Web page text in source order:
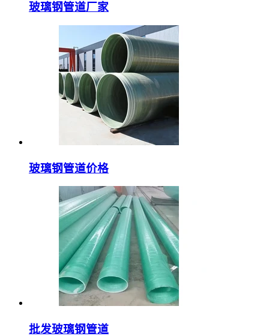
玻璃钢管道厂家
玻璃钢管道价格
批发玻璃钢管道